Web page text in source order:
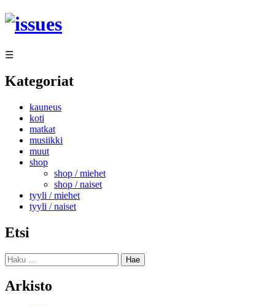
Siirry
sisältöön
☰
Kategoriat
kauneus
koti
matkat
musiikki
muut
shop
shop / miehet
shop / naiset
tyyli / miehet
tyyli / naiset
Etsi
Haku:
Arkisto